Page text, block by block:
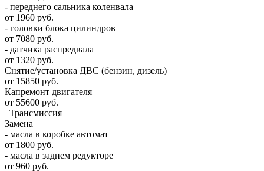
- переднего сальника коленвала
от 1960 руб.
- головки блока цилиндров
от 7080 руб.
- датчика распредвала
от 1320 руб.
Снятие/установка ДВС (бензин, дизель)
от 15850 руб.
Капремонт двигателя
от 55600 руб.
Трансмиссия
Замена
- масла в коробке автомат
от 1800 руб.
- масла в заднем редукторе
от 960 руб.